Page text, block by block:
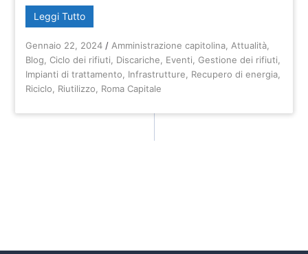
Leggi Tutto
Gennaio 22, 2024 / Amministrazione capitolina Attualità
Blog ,Ciclo dei rifiuti Discariche Eventi ,Gestione dei rifiuti
Impianti di trattamento
Infrastrutture Recupero di energia
Riciclo
Riutilizzo Roma Capitale